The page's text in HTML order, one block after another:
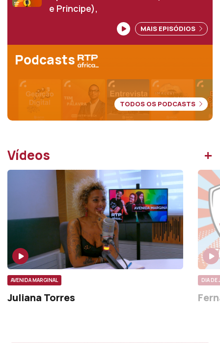
e Principe),
MAIS EPISÓDIOS
Podcasts
TODOS OS PODCASTS
Vídeos +
AVENIDA MARGINAL
Juliana Torres
DIA DE